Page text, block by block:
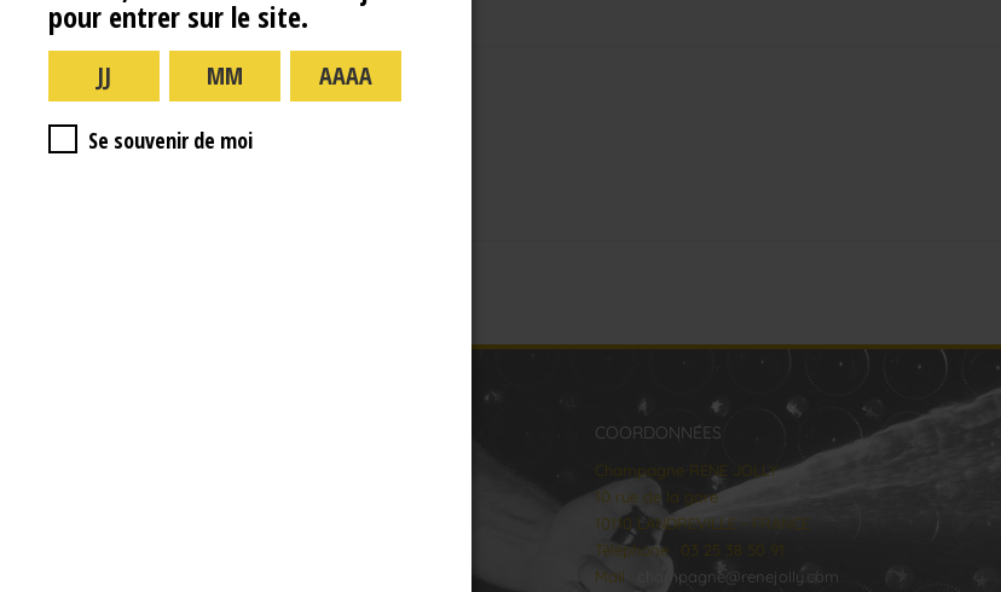
COORDONNÉES
Champagne RENE JOLLY
10 rue de la gare
10110 LANDREVILLE - FRANCE
Téléphone : 03 25 38 50 91
Mail :
champagne@renejolly.com
pour entrer sur le site.
Se souvenir de moi